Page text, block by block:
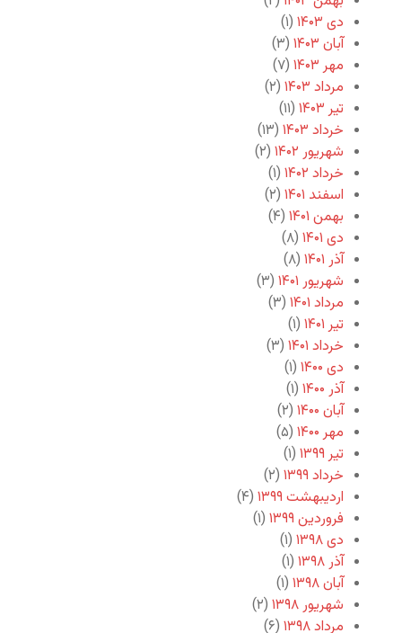
دی ۱۴۰۳
(۱)
آبان ۱۴۰۳
(۳)
مهر ۱۴۰۳
(۷)
مرداد ۱۴۰۳
(۲)
تیر ۱۴۰۳
(۱۱)
خرداد ۱۴۰۳
(۱۳)
شهریور ۱۴۰۲
(۲)
خرداد ۱۴۰۲
(۱)
اسفند ۱۴۰۱
(۲)
بهمن ۱۴۰۱
(۴)
دی ۱۴۰۱
(۸)
آذر ۱۴۰۱
(۸)
شهریور ۱۴۰۱
(۳)
مرداد ۱۴۰۱
(۳)
تیر ۱۴۰۱
(۱)
خرداد ۱۴۰۱
(۳)
دی ۱۴۰۰
(۱)
آذر ۱۴۰۰
(۱)
آبان ۱۴۰۰
(۲)
مهر ۱۴۰۰
(۵)
تیر ۱۳۹۹
(۱)
خرداد ۱۳۹۹
(۲)
اردیبهشت ۱۳۹۹
(۴)
فروردین ۱۳۹۹
(۱)
دی ۱۳۹۸
(۱)
آذر ۱۳۹۸
(۱)
آبان ۱۳۹۸
(۱)
شهریور ۱۳۹۸
(۲)
مرداد ۱۳۹۸
(۶)